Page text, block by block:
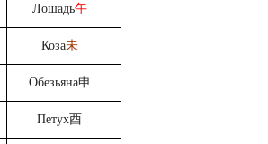
Лошадь午
Коза未
Обезьяна申
Петух酉